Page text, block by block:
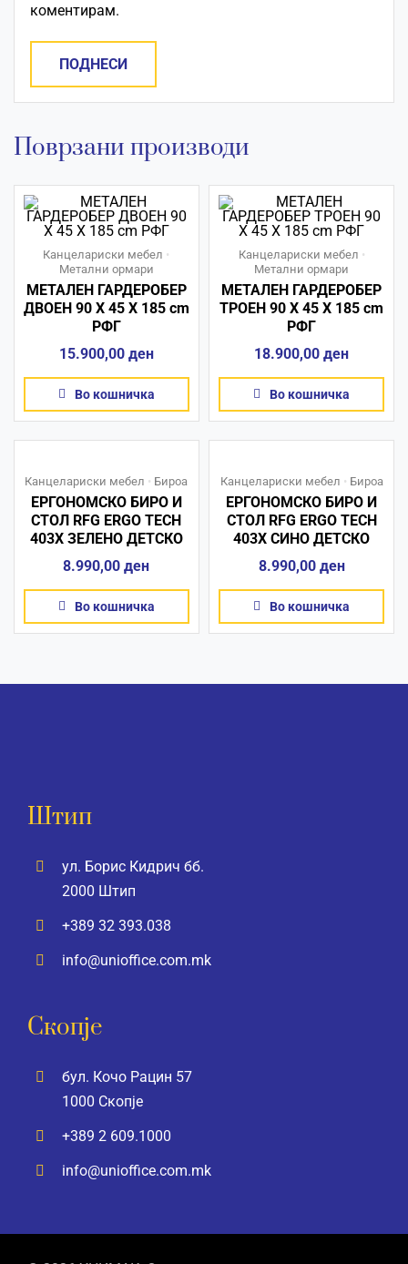
коментирам.
Поврзани производи
Канцелариски мебел •
Метални ормари
МЕТАЛЕН ГАРДЕРОБЕР
ДВОЕН 90 X 45 X 185 сm
РФГ
15.900,00 ден
Во кошничка
Канцелариски мебел •
Метални ормари
МЕТАЛЕН ГАРДЕРОБЕР
ТРОЕН 90 X 45 X 185 сm
РФГ
18.900,00 ден
Во кошничка
Канцелариски мебел • Бироа
ЕРГОНОМСКО БИРО И
СТОЛ RFG ERGO TECH
403X ЗЕЛЕНО ДЕТСКО
8.990,00ден
Во кошничка
Канцелариски мебел • Бироа
ЕРГОНОМСКО БИРО И
СТОЛ RFG ERGO TECH
403X СИНО ДЕТСКО
8.990,00 ден
Во кошничка
Штип
ул. Борис Кидрич бб.
2000 Штип
+389 32 393.038
info@unioffice.com.mk
Скопје
бул. Кочо Рацин 57
1000 Скопје
+389 2 609.1000
info@unioffice.com.mk